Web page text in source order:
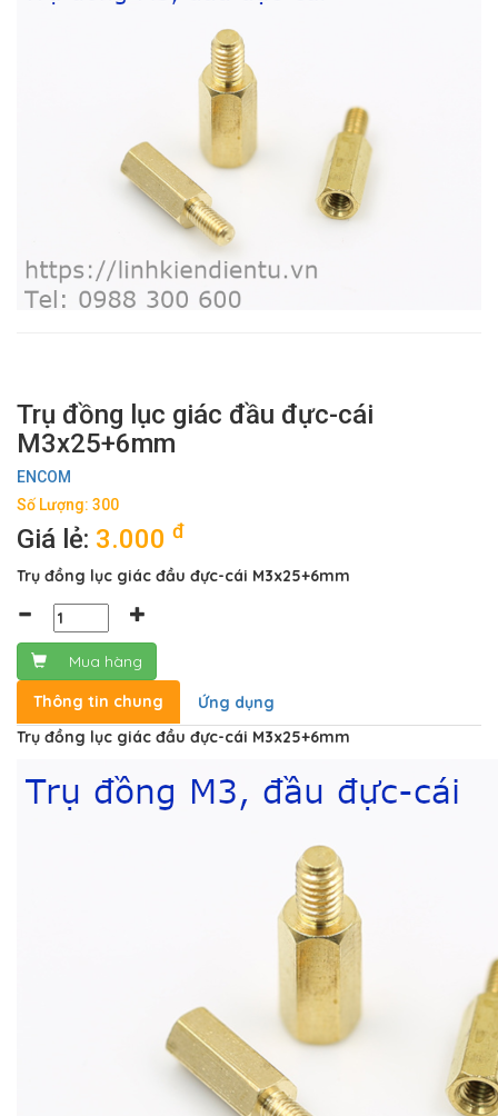
Trụ đồng lục giác đầu đực-cái
M3x25+6mm
ENCOM
Số Lượng: 300
Giá lẻ: 3.000 đ
Trụ đồng lục giác đầu đực-cái M3x25+6mm
Mua hàng
Thông tin chung
Ứng dụng
Trụ đồng lục giác đầu đực-cái M3x25+6mm